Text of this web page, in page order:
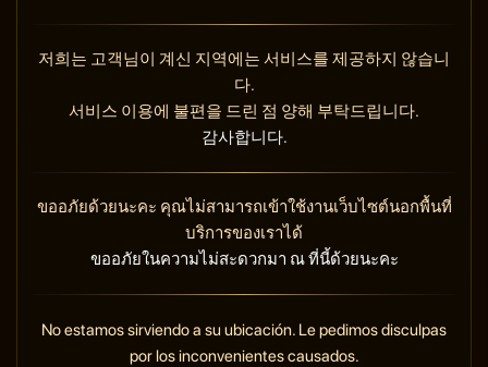
저희는 고객님이 계신 지역에는 서비스를 제공하지 않습니
다.
서비스 이용에 불편을 드린 점 양해 부탁드립니다.
감사합니다.
ขออภัยด้วยนะคะ คุณไม่สามารถเข้าใช้งานเว็บไซต์นอกพื้นที่
บริการของเราได้
ขออภัยในความไม่สะดวกมา ณ ที่นี้ด้วยนะคะ
No estamos sirviendo a su ubicación. Le pedimos disculpas
por los inconvenientes causados.